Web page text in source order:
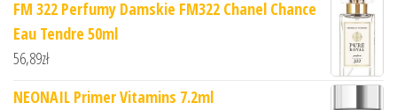
FM 322 Perfumy Damskie FM322 Chanel Chance
Eau Tendre 50ml
56,89zł
NEONAIL Primer Vitamins 7.2ml